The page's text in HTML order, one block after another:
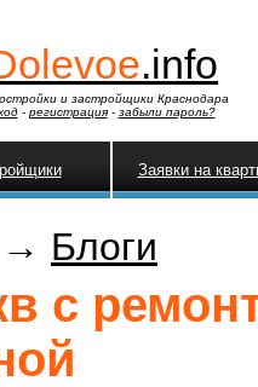
.info
и застройщики Краснодара
- регистрация- забыли пароль?
Заявки на
→ Блоги
с